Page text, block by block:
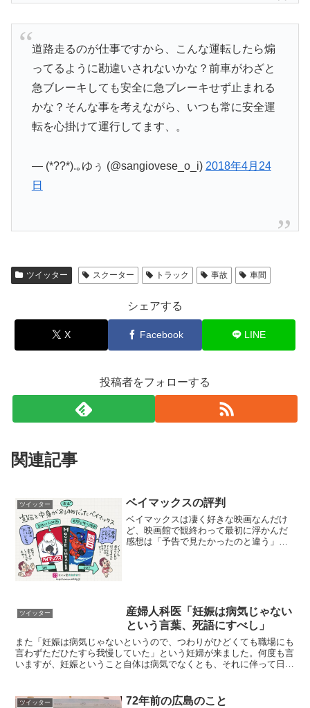
道路走るのが仕事ですから、こんな運転したら煽
ってるように勘違いされないかな？前車がわざと
急ブレーキしても安全に急ブレーキせず止まれる
かな？そんな事を考えながら、いつも常に安全運
転を心掛けて運行してます、。
— (*??*).｡ゆぅ (@sangiovese_o_i) 2018年4月24
日
ツイッター スクーター トラック 事故 車間
シェアする
X Facebook LINE
投稿者をフォローする
関連記事
ツイッター ベイマックスの評判
ベイマックスは凄く好きな映画なんだけ
ど、映画館で観終わって最初に浮かんだ
感想は「予告で見たかったのと違う」だ
ツイッター
産婦人科医「妊娠は病気じゃない
という言葉、死語にすべし」
また「妊娠は病気じゃないというので、つわりがひどくても職場にも
言わずただひたすら我慢していた」という妊婦が来ました。何度も言
いますが、妊娠ということ自体は病気でなくとも、それに伴って日常
ツイッター 72年前の広島のこと